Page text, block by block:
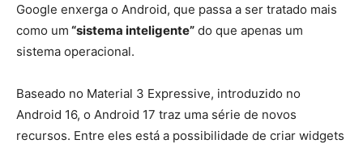
Google enxerga o Android, que passa a ser tratado mais
como um “sistema inteligente” do que apenas um
sistema operacional.
Baseado no Material 3 Expressive, introduzido no
Android 16, o Android 17 traz uma série de novos
recursos. Entre eles está a possibilidade de criar widgets